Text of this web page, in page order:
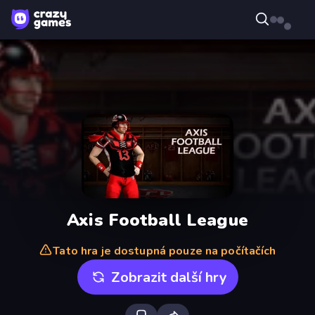
Axis Football League
Tato hra je dostupná pouze na počítačích
Zobrazit další hry